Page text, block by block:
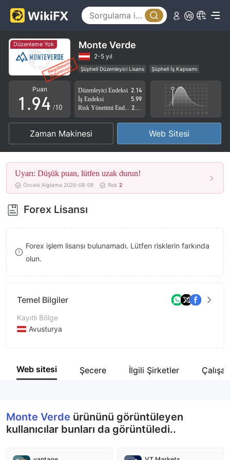
Düzenleme Yok Monte Verde
2-5 yıl
Şüpheli Düzenleyici Lisans
Şüpheli İş Kapsamı
Yüksek düzeyde potansiyel risk
Puan
0
1
2
3
4
5
6
7
8
9
.
5
6
7
8
9
0
1
2
3
4
5
6
7
8
9
/10
Düzenleyici Endeksi 2.14
İş Endeksi
5.99
Zaman Makinesi Web Sitesi
Uyarı: Düşük puan, lütfen uzak durun!
Önceki Algılama 2026-08-09 Risk 2
Forex Lisansı
Forex işlem lisansı bulunamadı. Lütfen risklerin farkında
olun.
Temel Bilgiler
Kayıtlı Bölge
Avusturya
Şirket Adı
Web sitesi Şecere İlgili Şirketler
Monte Verde ürününü görüntüleyen
kullanıcılar bunları da görüntüledi..